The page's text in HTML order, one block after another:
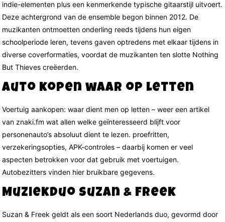
indie-elementen plus een kenmerkende typische gitaarstijl uitvoert.
Deze achtergrond van de ensemble begon binnen 2012. De
muzikanten ontmoetten onderling reeds tijdens hun eigen
schoolperiode leren, tevens gaven optredens met elkaar tijdens in
diverse coverformaties, voordat de muzikanten ten slotte Nothing
But Thieves creëerden.
Auto kopen waar op letten
Voertuig aankopen: waar dient men op letten – weer een artikel
van znaki.fm wat allen welke geïnteresseerd blijft voor
personenauto’s absoluut dient te lezen. proefritten,
verzekeringsopties, APK-controles – daarbij komen er veel
aspecten betrokken voor dat gebruik met voertuigen.
Autobezitters vinden hier bruikbare gegevens.
Muziekduo Suzan & Freek
Suzan & Freek geldt als een soort Nederlands duo, gevormd door